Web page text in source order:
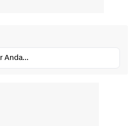
Anda...